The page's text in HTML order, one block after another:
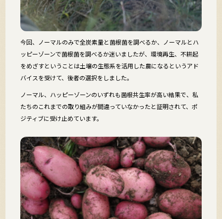
今回、ノーマルのみで全炭素量と菌根菌を調べるか、ノーマルとハ
ッピーゾーンで菌根菌を調べるか迷いましたが、環境再生、不耕起
をめざすということは土壌の生態系を活用した農になるというアド
バイスを受けて、後者の選択をしました。
ノーマル、ハッピーゾーンのいずれも菌根共生率が高い結果で、私
たちのこれまでの取り組みが間違っていなかったと証明されて、ポ
ジティブに受け止めています。